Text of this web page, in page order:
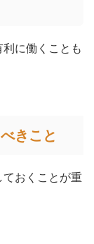
に働くことも
きこと
おくことが重